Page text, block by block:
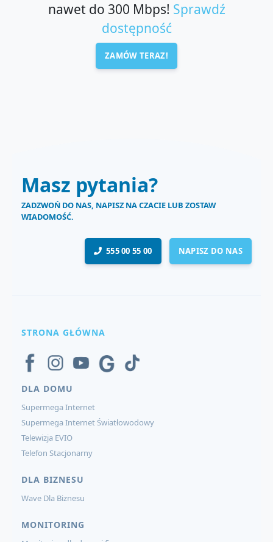
nawet do 300 Mbps! Sprawdź
dostępność
ZAMÓW TERAZ!
Masz pytania?
ZADZWOŃ DO NAS, NAPISZ NA CZACIE LUB ZOSTAW
WIADOMOŚĆ.
555 00 55 00 NAPISZ DO NAS
STRONA GŁÓWNA
DLA DOMU
Supermega Internet
Supermega Internet Światłowodowy
Telewizja EVIO
Telefon Stacjonarny
DLA BIZNESU
Wave Dla Biznesu
MONITORING